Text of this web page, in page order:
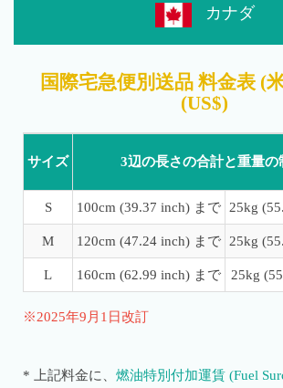
カナダ
国際宅急便別送品 料金表 (
(US$)
サイズ 3辺の長さの合計と重量の
S 100cm (39.37 inch) まで 25kg
M 120cm (47.24 inch) まで 25kg
L 160cm (62.99 inch) まで 25kg
※2025年9月1日改訂
* 上記料金に、 燃油特別付加運賃 (Fuel